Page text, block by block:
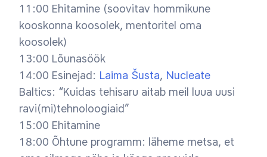
11:00 Ehitamine (soovitav hommikune
kooskonna koosolek, mentoritel oma
koosolek)
13:00 Lõunasöök
14:00 Esinejad: Laima Šusta, Nucleate
Baltics: “Kuidas tehisaru aitab meil luua uusi
ravi(mi)tehnoloogiaid”
15:00 Ehitamine
18:00 Õhtune programm: läheme metsa, et